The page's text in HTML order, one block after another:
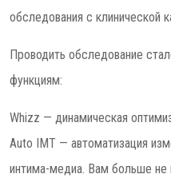
обследования с клинической
Проводить обследование
функциям:
Whizz — динамическая
Auto IMT — автоматизация
интима-медиа. Вам больше не